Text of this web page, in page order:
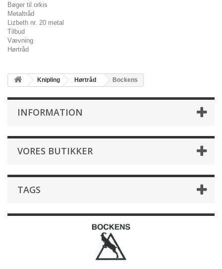
Bøger til orkis
Metaltråd
Lizbeth nr. 20 metal
Tilbud
Vævning
Hørtråd
Knipling Hørtråd Bockens
INFORMATION
VORES BUTIKKER
TAGS